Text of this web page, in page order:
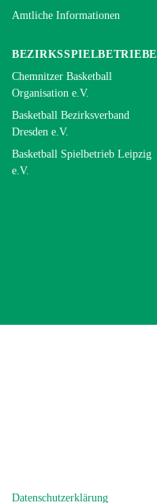
Amtliche Informationen
BEZIRKSSPIELBETRIEBE
Chemnitzer Basketball
Organisation e.V.
Basketball Bezirksverband
Dresden e.V.
Basketball Spielbetrieb Leipzig
e.V.
Datenschutzerklärung